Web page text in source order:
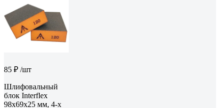
85 ₽ /шт
Шлифовальный
блок Interflex
98х69х25 мм, 4-х